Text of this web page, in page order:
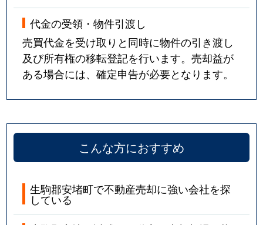
代金の受領・物件引渡し
売買代金を受け取りと同時に物件の引き渡し
及び所有権の移転登記を行います。売却益が
ある場合には、確定申告が必要となります。
こんな方におすすめ
生駒郡安堵町で不動産売却に強い会社を探
している